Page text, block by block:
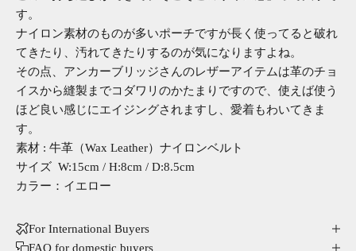
す。
ナイロン素材のものが多いポーチですが長く使ってると破れ
てきたり、汚れてきたりするのが気になりますよね。
その点、アンカーブリッジさんのレザーアイテムは革のチョ
イスから縫製までコダワリのかたまりですので、使えば使う
ほど良い感じにエイジングされますし、愛着もわいてきま
す。
素材 : 牛革（Wax Leather）ナイロンベルト
サイズ W:15cm / H:8cm / D:8.5cm
カラー：イエロー
For International Buyers
FAQ for domestic buyers